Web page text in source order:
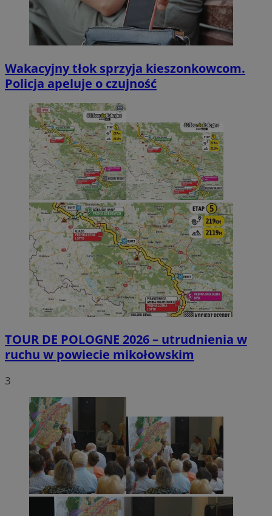
Wakacyjny tłok sprzyja kieszonkowcom.
Policja apeluje o czujność
TOUR DE POLOGNE 2026 – utrudnienia w
ruchu w powiecie mikołowskim
3